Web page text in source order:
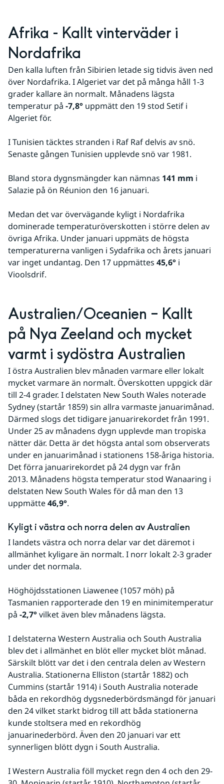
Afrika - Kallt vinterväder i
Nordafrika
Den kalla luften från Sibirien letade sig tidvis även ned
över Nordafrika. I Algeriet var det på många håll 1-3
grader kallare än normalt. Månadens lägsta
temperatur på -7,8° uppmätt den 19 stod Setif i
Algeriet för.
I Tunisien täcktes stranden i Raf Raf delvis av snö.
Senaste gången Tunisien upplevde snö var 1981.
Bland stora dygnsmängder kan nämnas 141 mm i
Salazie på ön Réunion den 16 januari.
Medan det var övervägande kyligt i Nordafrika
dominerade temperaturöverskotten i större delen av
övriga Afrika. Under januari uppmäts de högsta
temperaturerna vanligen i Sydafrika och årets januari
var inget undantag. Den 17 uppmättes 45,6° i
Vioolsdrif.
Australien/Oceanien – Kallt
på Nya Zeeland och mycket
varmt i sydöstra Australien
I östra Australien blev månaden varmare eller lokalt
mycket varmare än normalt. Överskotten uppgick där
till 2-4 grader. I delstaten New South Wales noterade
Sydney (startår 1859) sin allra varmaste januarimånad.
Därmed slogs det tidigare januarirekordet från 1991.
Under 25 av månadens dygn upplevde man tropiska
nätter där. Detta är det högsta antal som observerats
under en januarimånad i stationens 158-åriga historia.
Det förra januarirekordet på 24 dygn var från
2013. Månadens högsta temperatur stod Wanaaring i
delstaten New South Wales för då man den 13
uppmätte 46,9°.
Kyligt i västra och norra delen av Australien
I landets västra och norra delar var det däremot i
allmänhet kyligare än normalt. I norr lokalt 2-3 grader
under det normala.
Höghöjdsstationen Liawenee (1057 möh) på
Tasmanien rapporterade den 19 en minimitemperatur
på -2,7° vilket även blev månadens lägsta.
I delstaterna Western Australia och South Australia
blev det i allmänhet en blöt eller mycket blöt månad.
Särskilt blött var det i den centrala delen av Western
Australia. Stationerna Elliston (startår 1882) och
Cummins (startår 1914) i South Australia noterade
båda en rekordhög dygsnederbördsmängd för januari
den 24 vilket starkt bidrog till att båda stationerna
kunde stoltsera med en rekordhög
januarinederbörd. Även den 20 januari var ett
synnerligen blött dygn i South Australia.
I Western Australia föll mycket regn den 4 och den 29-